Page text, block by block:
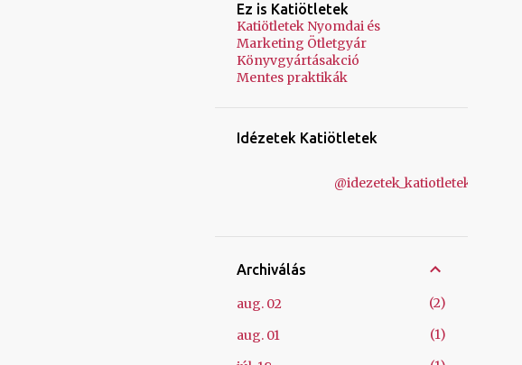
Ez is Katiötletek
Katiötletek Nyomdai és
Marketing Ötletgyár
Könyvgyártásakció
Mentes praktikák
Idézetek Katiötletek
@idezetek_katiotletek
Archiválás
aug. 02
2
aug. 01
1